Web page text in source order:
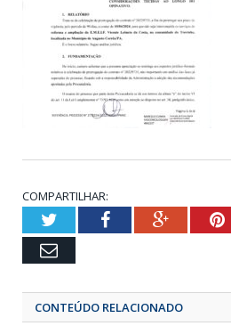
COMPARTILHAR:
TwitterFacebook
Email
CONTEÚDO RELACIONADO